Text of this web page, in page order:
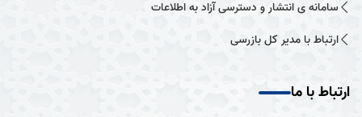
سامانه ی انتشار و دسترسی آزاد به اطلاعات
ارتباط با مدیر کل بازرسی
ارتباط با ما